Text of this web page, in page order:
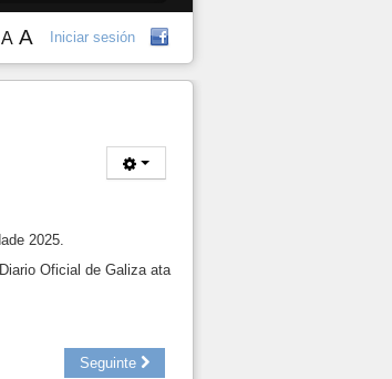
Iniciar sesión
A A
2025.
Oficial de Galiza ata
Seguinte